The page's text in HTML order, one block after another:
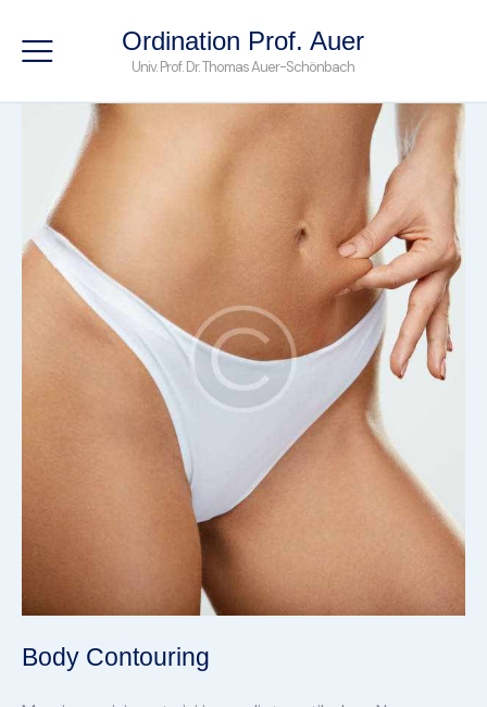
Ordination Prof. Auer
Univ. Prof. Dr. Thomas Auer-Schönbach
Body Contouring